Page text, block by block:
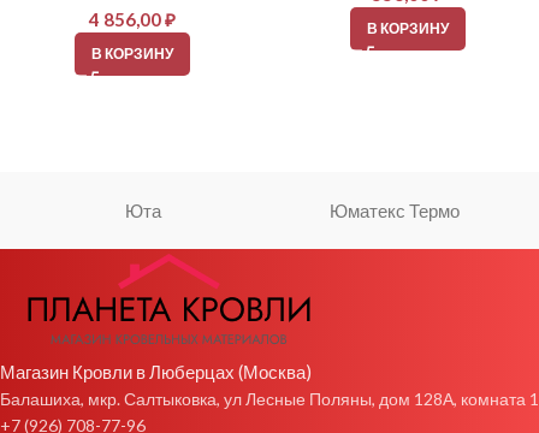
4 856,00₽
В КОРЗИНУ
В КОРЗИНУ
Юта Юматекс Термо
Магазин Кровли в Люберцах (Москва)
Балашиха, мкр. Салтыковка, ул Лесные Поляны, дом 128А, комната 1
+7 (926) 708-77-96